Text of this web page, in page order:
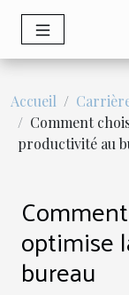
Accueil
Comment
productivité au
optimise
bureau